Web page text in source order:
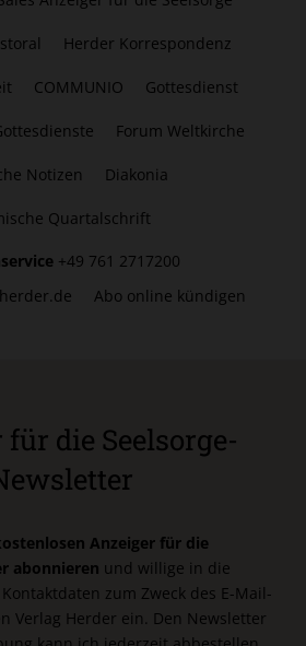
Herder Korrespondenz
COMMUNIO Gottesdienst
Forum Weltkirche
Notizen Diakonia
Quartalschrift
+49 761 2717200
Abo online kündigen
die Seelsorge-
Anzeiger für die
abonnieren und willige in die
zum Zweck des E-Mail-
Verlag Herder ein. Den Newsletter